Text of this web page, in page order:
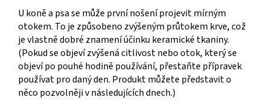
U koně a psa se může první nošení projevit mírným
otokem. To je způsobeno zvýšeným průtokem krve, což
je vlastně dobré znamení účinku keramické tkaniny.
(Pokud se objeví zvýšená citlivost nebo otok, který se
objeví po pouhé hodině používání, přestaňte přípravek
používat pro daný den. Produkt můžete představit o
něco pozvolněji v následujících dnech.)